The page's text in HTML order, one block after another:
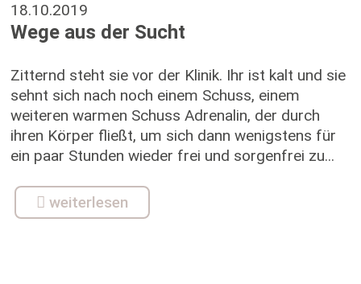
18.10.2019
Wege aus der Sucht
Zitternd steht sie vor der Klinik. Ihr ist kalt und sie
sehnt sich nach noch einem Schuss, einem
weiteren warmen Schuss Adrenalin, der durch
ihren Körper fließt, um sich dann wenigstens für
ein paar Stunden wieder frei und sorgenfrei zu...
weiterlesen